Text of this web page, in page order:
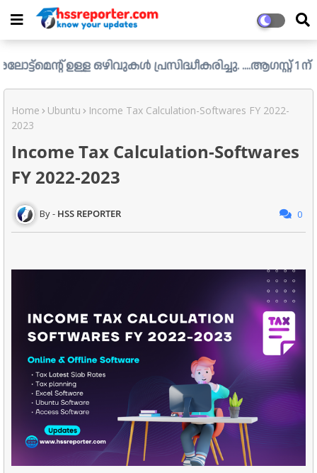
ഒഴിവുകൾ പ്രസിദ്ധീകരിച്ചു. ....ആഗസ്റ്റ് 1 ന് വൈകിട്ട് 4
Home Ubuntu
Income Tax Calculation-Softwares FY 2022-
2023
Income Tax Calculation-Softwares
FY 2022-2023
HSS REPORTER 0